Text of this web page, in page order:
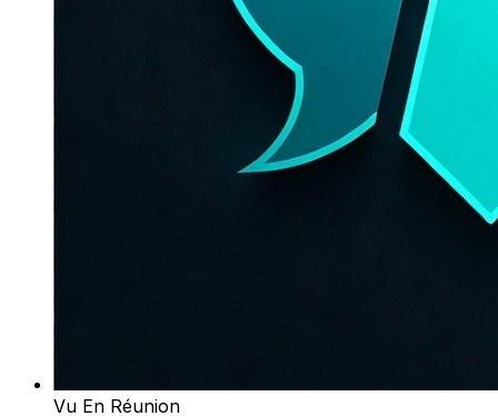
Vu En Réunion